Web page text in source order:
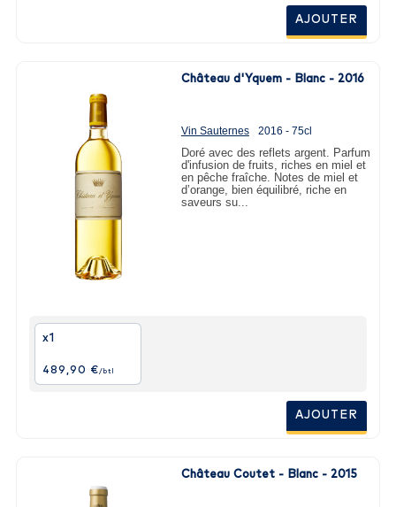
AJOUTER
Château d'Yquem - Blanc - 2016
Vin Sauternes 2016 - 75cl
Doré avec des reflets argent. Parfum
d'infusion de fruits, riches en miel et
en pêche fraîche. Notes de miel et
d’orange, bien équilibré, riche en
saveurs su...
x1
489,90 €/btl
AJOUTER
Château Coutet - Blanc - 2015